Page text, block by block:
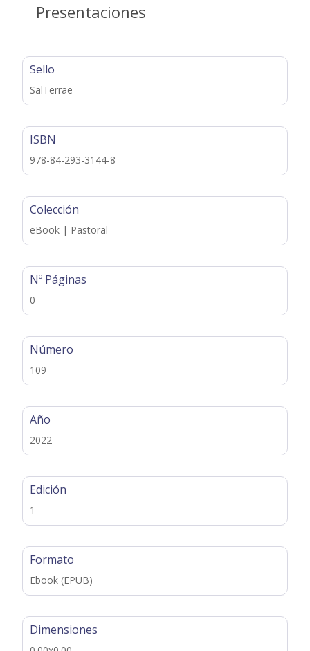
Presentaciones
Sello
SalTerrae
ISBN
978-84-293-3144-8
Colección
eBook | Pastoral
Nº Páginas
0
Número
109
Año
2022
Edición
1
Formato
Ebook (EPUB)
Dimensiones